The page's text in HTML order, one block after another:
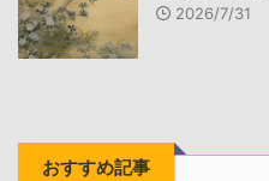
2026/7/31
おすすめ記事